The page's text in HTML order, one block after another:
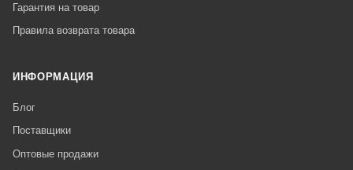
Гарантия на товар
Правила возврата товара
ИНФОРМАЦИЯ
Блог
Поставщики
Оптовые продажи